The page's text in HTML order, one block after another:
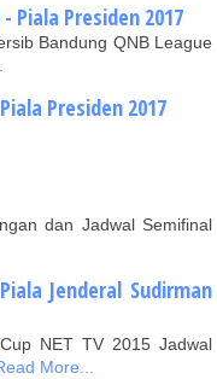
Piala Presiden 2017
Bandung QNB League
Presiden 2017
dan Jadwal Semifinal
Jenderal Sudirman
NET TV 2015 Jadwal
More...